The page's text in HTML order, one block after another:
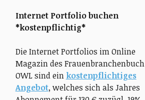
Internet Portfolio buchen
*kostenpflichtig*
Die Internet Portfolios im Online
Magazin des Frauenbranchenbuch
OWL sind ein kostenpflichtiges
Angebot, welches sich als Jahres